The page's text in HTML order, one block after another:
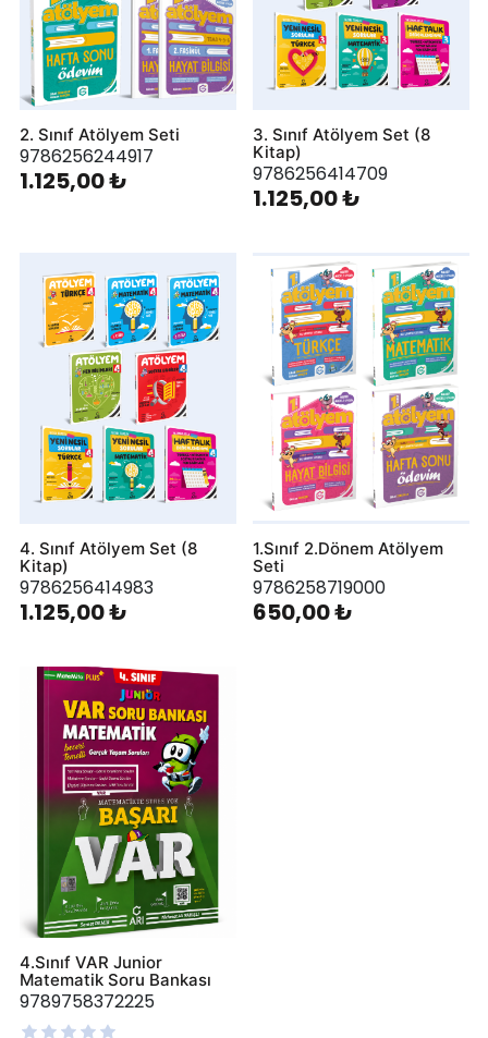
2. Sınıf Atölyem Seti
9786256244917
1.125,00 ₺
3. Sınıf Atölyem Set (8
Kitap)
9786256414709
1.125,00 ₺
4. Sınıf Atölyem Set (8
Kitap)
9786256414983
1.125,00 ₺
1.Sınıf 2.Dönem Atölyem
Seti
9786258719000
650,00 ₺
4.Sınıf VAR Junior
Matematik Soru Bankası
9789758372225